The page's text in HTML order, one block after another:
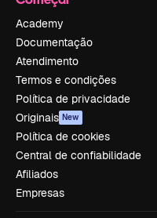
Academy
Documentação
Atendimento
Termos e condições
Política de privacidade
Originais New
Política de cookies
Central de confiabilidade
Afiliados
Empresas